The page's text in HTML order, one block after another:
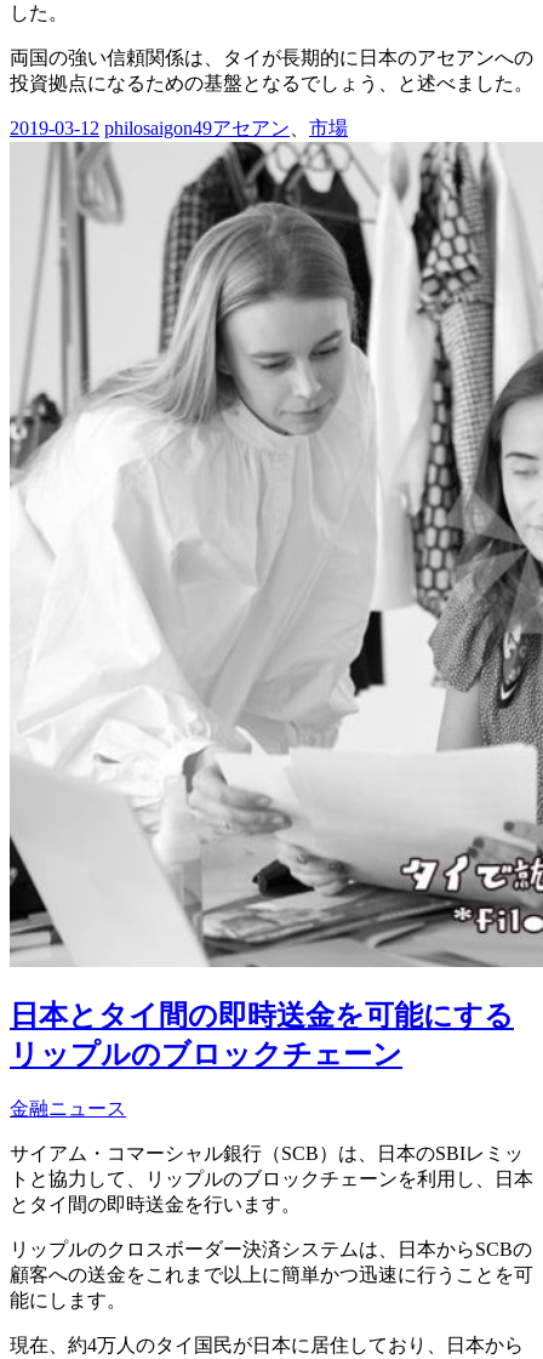
した。
両国の強い信頼関係は、タイが長期的に日本のアセアンへの
投資拠点になるための基盤となるでしょう、と述べました。
2019-03-12 philosaigon49アセアン 市場
日本とタイ間の即時送金を可能にする
リップルのブロックチェーン
金融ニュース
サイアム・コマーシャル銀行（SCB）は、日本のSBIレミッ
トと協力して、リップルのブロックチェーンを利用し、日本
とタイ間の即時送金を行います。
リップルのクロスボーダー決済システムは、日本からSCBの
顧客への送金をこれまで以上に簡単かつ迅速に行うことを可
能にします。
現在、約4万人のタイ国民が日本に居住しており、日本から